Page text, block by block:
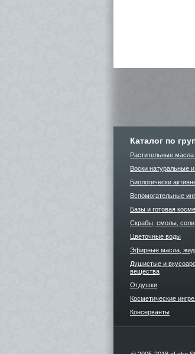
Каталог по
Растительные
Воски натуральные
Биологически
Вспомогательные
Базы и готовая
Скрабы, смолы, соли
Цветочные воды
Эфирные масла,
Душистые и
вещества
Отдушки
Косметические
Консерванты